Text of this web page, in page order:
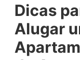
Dicas
Alugar